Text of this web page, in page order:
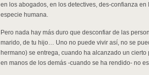
en los abogados, en los detectives, des-confianza
especie humana.
Pero nada hay más duro que desconfiar de las
marido, de tu hijo… Uno no puede vivir así, no se
hermano) se entrega, cuando ha alcanzado un
en manos de los demás -cuando se ha rendido- no